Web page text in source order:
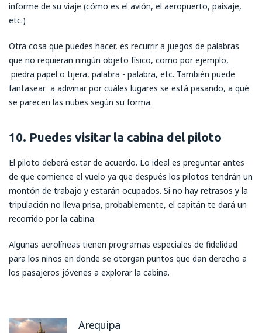
informe de su viaje (cómo es el avión, el aeropuerto, paisaje,
etc.)
Otra cosa que puedes hacer, es recurrir a juegos de palabras
que no requieran ningún objeto físico, como por ejemplo,
piedra papel o tijera, palabra - palabra, etc. También puede
fantasear a adivinar por cuáles lugares se está pasando, a qué
se parecen las nubes según su forma.
10. Puedes visitar la cabina del piloto
El piloto deberá estar de acuerdo. Lo ideal es preguntar antes
de que comience el vuelo ya que después los pilotos tendrán un
montón de trabajo y estarán ocupados. Si no hay retrasos y la
tripulación no lleva prisa, probablemente, el capitán te dará un
recorrido por la cabina.
Algunas aerolíneas tienen programas especiales de fidelidad
para los niños en donde se otorgan puntos que dan derecho a
los pasajeros jóvenes a explorar la cabina.
Arequipa